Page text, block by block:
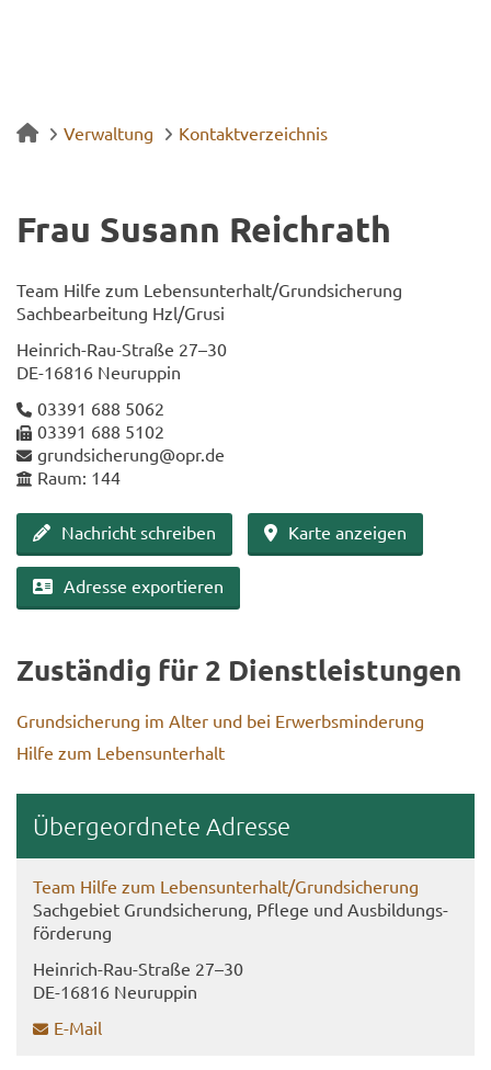
Verwaltung Kontaktverzeichnis
Frau Su­sann Reich­rath
Team Hilfe zum Le­bens­un­ter­halt/Grund­si­che­rung
Sach­be­ar­bei­tung Hzl/Grusi
Heinrich-​Rau-Straße 27–30
DE-​16816 Neu­rup­pin
03391 688 5062
03391 688 5102
grund­si­che­rung@opr.de
Raum: 144
Nach­richt schrei­ben Karte an­zei­gen
Adres­se ex­por­tie­ren
Zu­stän­dig für 2 Dienst­leis­tun­gen
Grund­si­che­rung im Alter und bei Er­werbs­min­de­rung
Hilfe zum Le­bens­un­ter­halt
Über­ge­ord­ne­te Adres­se
Team Hilfe zum Le­bens­un­ter­halt/Grund­si­che­rung
Sach­ge­biet Grund­si­che­rung, Pfle­ge und Aus­bil­dungs­
för­de­rung
Heinrich-​​Rau-​Straße 27–30
DE-​16816 Neu­rup­pin
E-​Mail